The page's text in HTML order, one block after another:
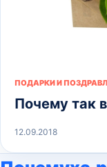
ПОДАРКИ И
Почему так
12.09.2018